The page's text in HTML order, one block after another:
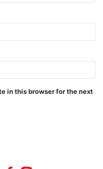
in this browser for the next